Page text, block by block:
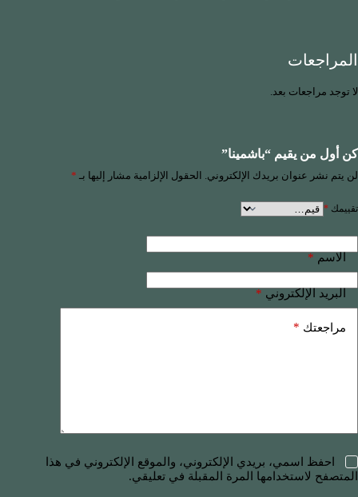
المراجعات
لا توجد مراجعات بعد.
كن أول من يقيم “باشمينا”
لن يتم نشر عنوان بريدك الإلكتروني. الحقول الإلزامية مشار إليها بـ *
تقييمك *
الاسم *
البريد الإلكتروني *
مراجعتك *
احفظ اسمي، بريدي الإلكتروني، والموقع الإلكتروني في هذا
المتصفح لاستخدامها المرة المقبلة في تعليقي.